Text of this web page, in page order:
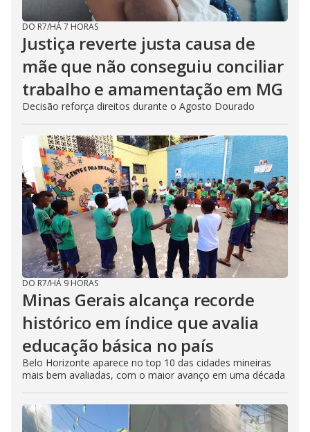
DO R7/HÁ 7 HORAS
Justiça reverte justa causa de
mãe que não conseguiu conciliar
trabalho e amamentação em MG
Decisão reforça direitos durante o Agosto Dourado
DO R7/HÁ 9 HORAS
Minas Gerais alcança recorde
histórico em índice que avalia
educação básica no país
Belo Horizonte aparece no top 10 das cidades mineiras
mais bem avaliadas, com o maior avanço em uma década